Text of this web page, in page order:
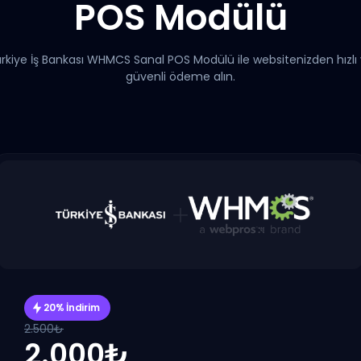
POS Modülü
İş Bankası WHMCS Sanal POS Modülü ile websitenizden
güvenli ödeme alın.
20% İndirim
2.500₺